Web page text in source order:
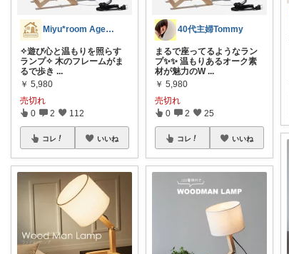
Miyu*room AgeChan👶
✧遊び心と温もりを照らす
ランプ✧ 木のフレームがま
るで歩き ...
￥ 5,980
売切れ
0 2 112
コレ いいね
40代主婦Tommy
まるで座ってるようなラン
プ✨✨ 温もりあるオーク素
材が魅力のW ...
￥ 5,980
売切れ
0 2 25
コレ いいね